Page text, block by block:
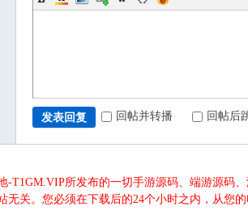
发表回复 回帖并转播 回帖后
-T1GM.VIP所发布的一切手游源码、端游源码
无关。您必须在下载后的24个小时之内，从您